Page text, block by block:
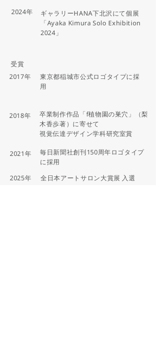
2024年
ギャラリーHANA下北沢にて個展
「Ayaka Kimura Solo Exhibition
2024」
受賞
2017年
東京都稲城市公式ロゴタイプに採
用
2018年
卒業制作作品「f植物園の巣穴」（梨
木香歩著）に寄せて
視覚伝達デザイン学科研究室賞
2021年
毎日新聞社創刊150周年ロゴタイプ
に採用
2025年
全日本アートサロン大賞展 入選